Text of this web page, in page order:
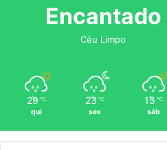
Encantado
Céu Limpo
29 ℃
qui
23 ℃
sex
15 ℃
sáb